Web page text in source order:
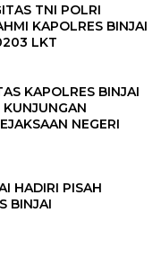
TNI POLRI
KAPOLRES BINJAI
LKT
KAPOLRES BINJAI
KUNJUNGAN
NEGERI
HADIRI PISAH
BINJAI